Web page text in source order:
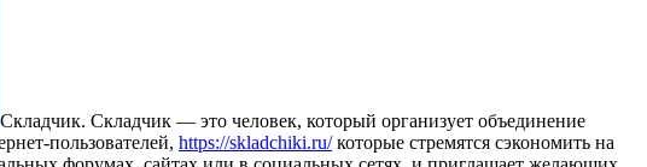
Склaдчик. Склaдчик — этo человек, который организует объединение
пользователей, https://skladchiki.ru/которые стремятся сэкономить на